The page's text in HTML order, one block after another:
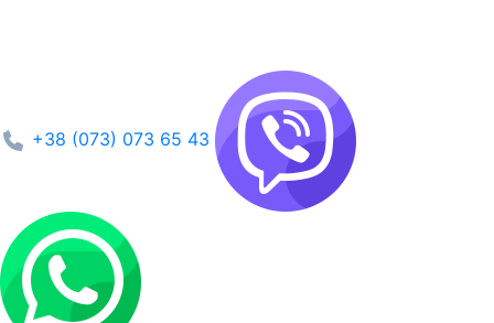
+38 (073) 073 65 43